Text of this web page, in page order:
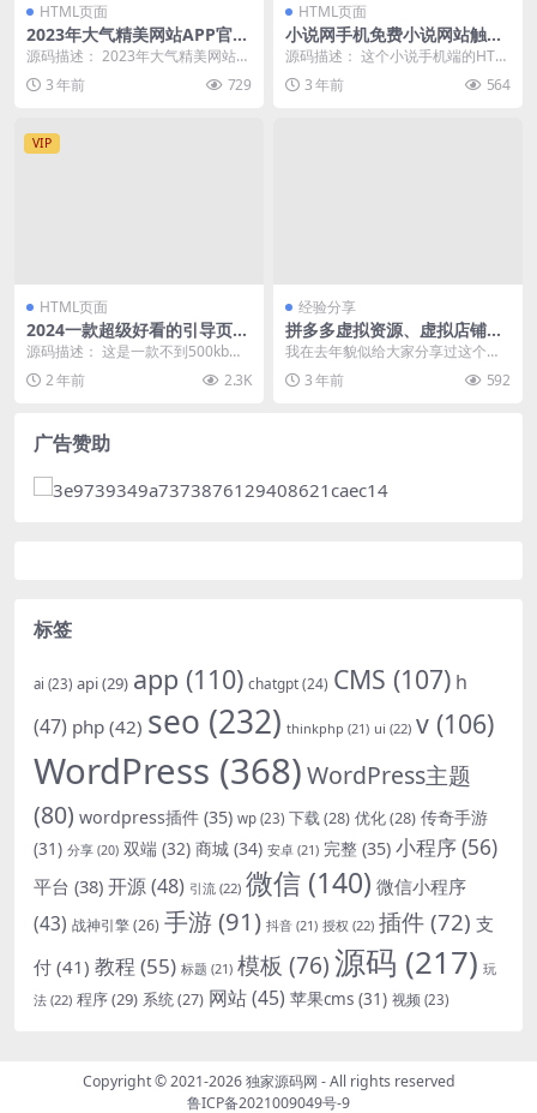
HTML页面
2023年大气精美网站APP官网
源码
源码描述： 2023年大气精美网站A
PP官网源码，好看实用。此源码特
别好看，所以...
3 年前 729
HTML页面
小说网手机免费小说网站触屏
版自适应html5手机小说网站
模板
源码描述： 这个小说手机端的HTM
L模板，可以帮助网站管理员快速搭
建小说类型网站...
3 年前 564
VIP
HTML页面
2024一款超级好看的引导页源
码
源码描述： 这是一款不到500kb的
引导页,超级好看,用服务器或者主机
均可搭建 ...
2 年前 2.3K
经验分享
拼多多虚拟资源、虚拟店铺教
程
我在去年貌似给大家分享过这个项
目，今天再分享一次，拼多多虚拟
资源玩法，拼多多虚拟...
3 年前 592
广告赞助
标签
ai (23) api(29) app (110) chatgpt(24) CMS (107) h
(47) php (42) seo (232) thinkphp (21) ui (22) v (106)
WordPress (368)WordPress主题
(80) wordpress插件 (35) wp (23) 下载(28) 优化(28) 传奇手游
(31) 分享 (20) 双端 (32) 商城 (34) 安卓 (21) 完整 (35) 小程序(56)
平台 (38) 开源(48) 引流 (22) 微信 (140) 微信小程序
(43) 战神引擎(26) 手游(91) 抖音 (21) 授权 (22) 插件 (72) 支
付 (41) 教程 (55) 标题 (21) 模板 (76)源码 (217) 玩
法 (22) 程序(29) 系统(27) 网站(45) 苹果cms (31) 视频 (23)
Copyright © 2021-2026独家源码网 - All rights reserved
鲁ICP备2021009049号-9